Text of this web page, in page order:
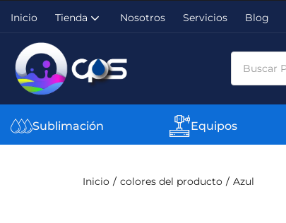
Inicio Tienda Nosotros Servicios Blog
Sublimación Equipos
Inicio colores del producto Azul